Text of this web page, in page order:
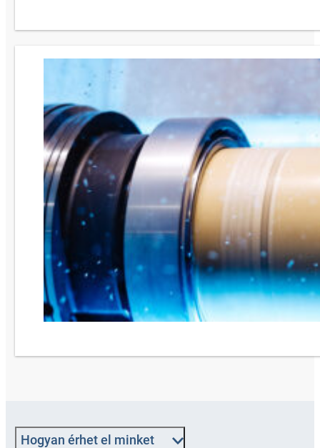
Hogyan érhet el minket